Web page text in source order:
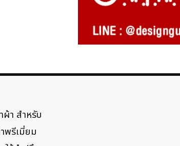
ผ้า สำหรับ
พรีเมี่ยม